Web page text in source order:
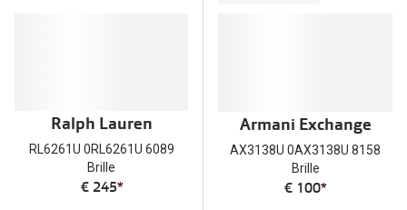
Ralph Lauren
RL6261U 0RL6261U 6089
Brille
€ 245*
Armani Exchange
AX3138U 0AX3138U 8158
Brille
€ 100*